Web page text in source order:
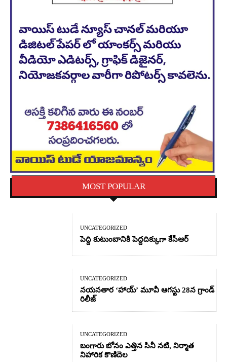
MOST POPULAR
UNCATEGORIZED
పెద్ది కుటుంబానికి పెద్దదిక్కుగా కేసీఆర్
UNCATEGORIZED
నయనతార ‘హాయ్’ మూవీ ఆగస్టు 28న గ్రాండ్
రిలీజ్
UNCATEGORIZED
బంగారు బోనం ఎత్తిన సినీ నటి, నిర్మాత
నిహారిక కొణిదెల